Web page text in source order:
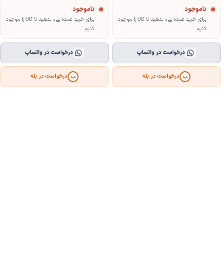
ناموجود
برای خرید عمده پیام بدهید تا کالا را موجود
کنیم.
درخواست در واتساپ
ب درخواست در بله
ناموجود
برای خرید عمده پیام بدهید تا کالا را موجود
کنیم.
درخواست در واتساپ
ب درخواست در بله